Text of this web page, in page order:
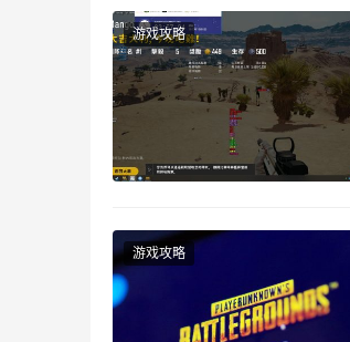
游戏攻略
游戏攻略